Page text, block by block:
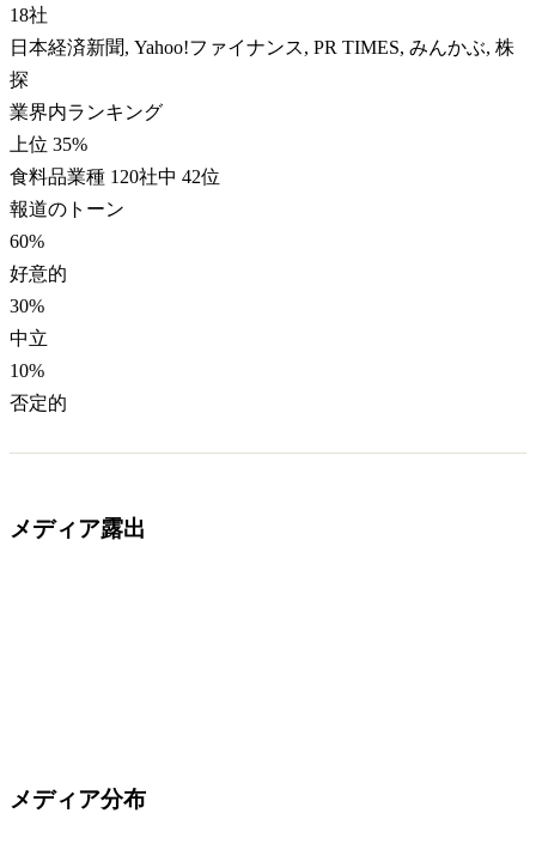
18社
日本経済新聞, Yahoo!ファイナンス, PR TIMES, みんかぶ, 株
探
業界内ランキング
上位 35%
食料品業種 120社中 42位
報道のトーン
60%
好意的
30%
中立
10%
否定的
メディア露出
メディア分布